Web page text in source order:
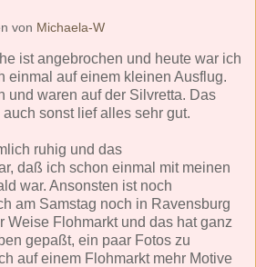
von Michaela-W
ist angebrochen und heute war ich
einmal auf einem kleinen Ausflug.
und waren auf der Silvretta. Das
sonst lief alles sehr gut.
ruhig und das
daß ich schon einmal mit meinen
war. Ansonsten ist noch
am Samstag noch in Ravensburg
Weise Flohmarkt und das hat ganz
gepaßt, ein paar Fotos zu
auf einem Flohmarkt mehr Motive